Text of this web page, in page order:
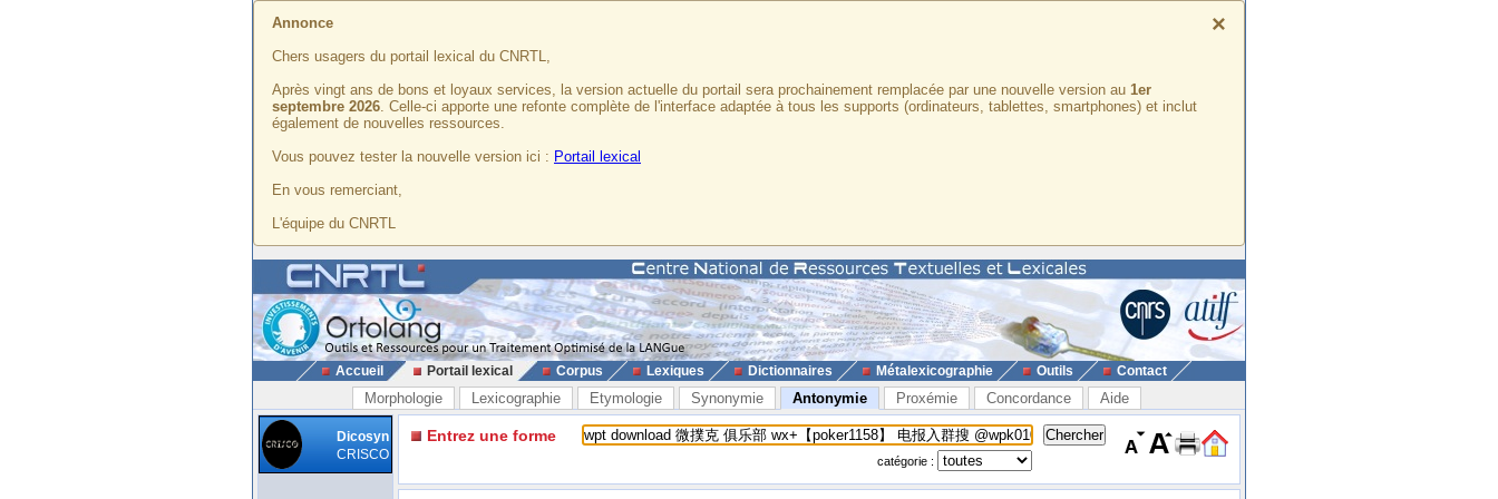
×
Annonce
Chers usagers du portail lexical du CNRTL,
Après vingt ans de bons et loyaux services, la version actuelle du portail sera prochainement remplacée par une nouvelle version au 1er
septembre 2026. Celle-ci apporte une refonte complète de l'interface adaptée à tous les supports (ordinateurs, tablettes, smartphones) et inclut
également de nouvelles ressources.
Vous pouvez tester la nouvelle version ici : Portail lexical
En vous remerciant,
L'équipe du CNRTL
Accueil Portail lexical Corpus Lexiques Dictionnaires Métalexicographie Outils Contact
Morphologie Lexicographie Etymologie Synonymie Antonymie Proxémie Concordance Aide
Dicosyn
CRISCO
Entrez une forme
catégorie :